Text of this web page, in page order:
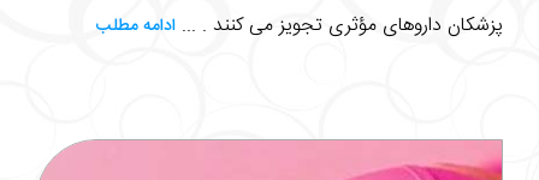
پزشکان داروهای مؤثری تجویز می کنند . ... ادامه مطلب